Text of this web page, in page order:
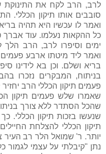
לרב, הרב לקח את התינוקת
סובבים אותו תיקון הכללי.
כל ההקאות נעלמו. עוד
ימים וסיפרו לרב, הרב
ואמר ליד מיטתו ארבע
בריא ושלם. וכן בא לידינו
בניתוח, המבקרים נזכרו
פעמים תיקון הכללי הרב
שאמרו שלש פעמים תיקון
שהכל הסתדר ללא צורך
שנעשו בזכות תיקון הכללי.
תיקון הכללי להצלחת
יותר. ר' שמואל הלר רב
נתן "קיבלתי על עצמי